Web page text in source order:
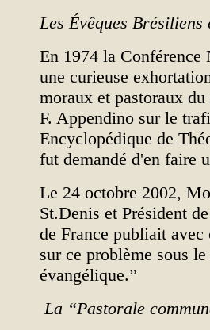
Les Évêques
En 1974 la Conférence
une curieuse
moraux et pastoraux
F. Appendino sur le
Encyclopédique de
fut demandé d'en faire
Le 24 octobre 2002,
St.Denis et Président
de France publiait
sur ce problème sous
évangélique.”
La “Pastorale